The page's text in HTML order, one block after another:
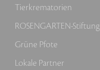
Tierkrematorien
ROSENGARTEN-Stiftung
Grüne Pfote
Lokale Partner